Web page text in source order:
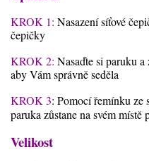
KROK 1: Nasazení síťové
čepičky
KROK 2: Nasaďte si paruku
aby Vám správně seděla
KROK 3: Pomocí řemínku ze
paruka zůstane na svém místě
Velikost